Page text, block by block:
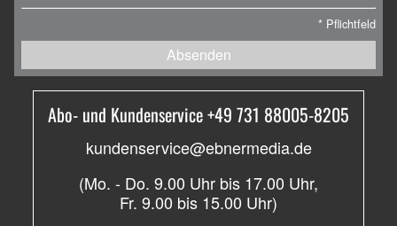
* Pflichtfeld
Absenden
Abo- und Kundenservice +49 731 88005-8205
kundenservice@ebnermedia.de
(Mo. - Do. 9.00 Uhr bis 17.00 Uhr,
Fr. 9.00 bis 15.00 Uhr)